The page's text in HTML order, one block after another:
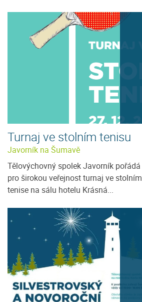
Turnaj ve stolním tenisu
Javorník na Šumavě
Tělovýchovný spolek Javorník pořádá
pro širokou veřejnost turnaj ve stolním
tenise na sálu hotelu Krásná...